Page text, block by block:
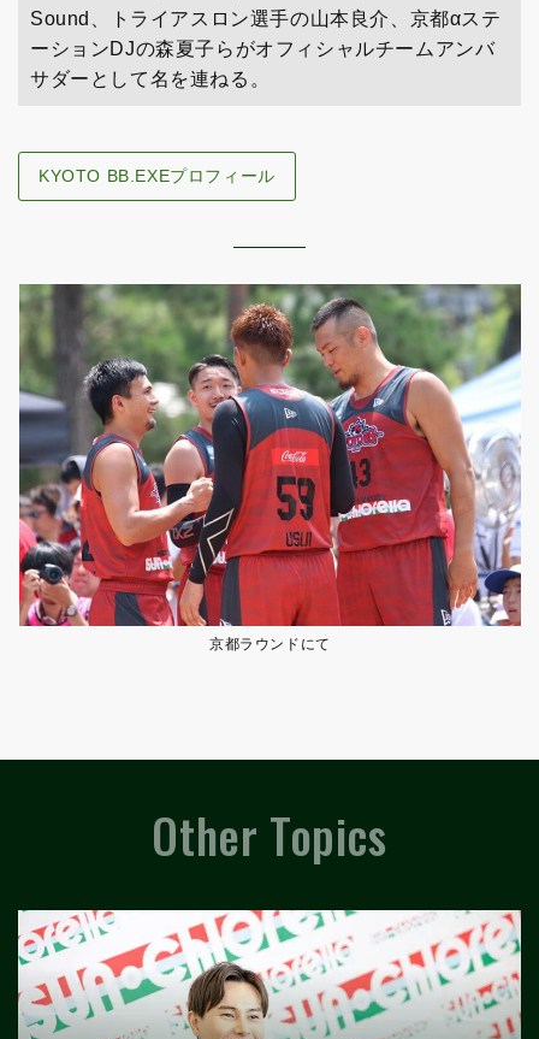
Sound、トライアスロン選手の山本良介、京都αステ
ーションDJの森夏子らがオフィシャルチームアンバ
サダーとして名を連ねる。
KYOTO BB.EXEプロフィール
京都ラウンドにて
Other Topics